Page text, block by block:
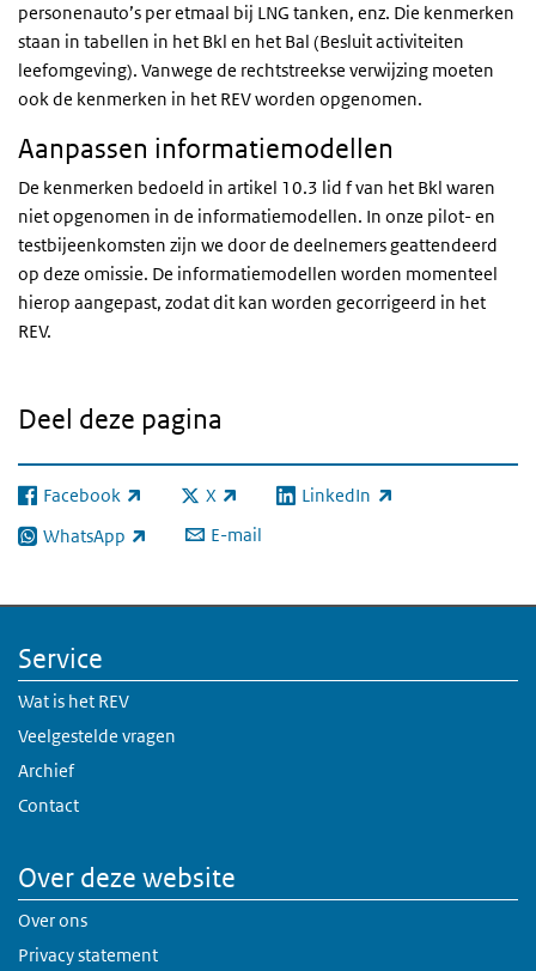
personenauto’s per etmaal bij LNG tanken, enz. Die kenmerken
staan in tabellen in het Bkl en het Bal (Besluit activiteiten
leefomgeving). Vanwege de rechtstreekse verwijzing moeten
ook de kenmerken in het REV worden opgenomen.
Aanpassen informatiemodellen
De kenmerken bedoeld in artikel 10.3 lid f van het Bkl waren
niet opgenomen in de informatiemodellen. In onze pilot- en
testbijeenkomsten zijn we door de deelnemers geattendeerd
op deze omissie. De informatiemodellen worden momenteel
hierop aangepast, zodat dit kan worden gecorrigeerd in het
REV.
Deel deze pagina
Facebook
(externe link) X
(externe link) LinkedIn
(externe link)
WhatsApp
(externe link) E-mail
Service
Wat is het REV
Veelgestelde vragen
Archief
Contact
Over deze website
Over ons
Privacy statement